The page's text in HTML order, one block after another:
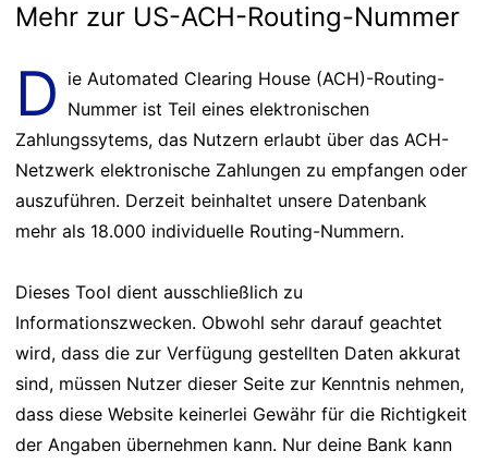
Mehr zur US-ACH-Routing-Nummer
D ie Automated Clearing House (ACH)-Routing-
Nummer ist Teil eines elektronischen
Zahlungssytems, das Nutzern erlaubt über das ACH-
Netzwerk elektronische Zahlungen zu empfangen oder
auszuführen. Derzeit beinhaltet unsere Datenbank
mehr als 18.000 individuelle Routing-Nummern.
Dieses Tool dient ausschließlich zu
Informationszwecken. Obwohl sehr darauf geachtet
wird, dass die zur Verfügung gestellten Daten akkurat
sind, müssen Nutzer dieser Seite zur Kenntnis nehmen,
dass diese Website keinerlei Gewähr für die Richtigkeit
der Angaben übernehmen kann. Nur deine Bank kann